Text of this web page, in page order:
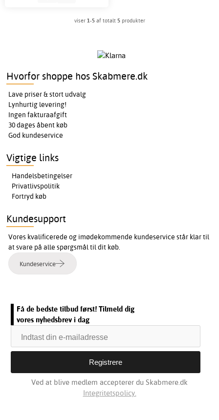
viser 1-5af totalt 5produkter
Hvorfor shoppe hos Skabmere.dk
Lave priser & stort udvalg
Lynhurtig levering!
Ingen fakturaafgift
30 dages åbent køb
God kundeservice
Vigtige links
Handelsbetingelser
Privatlivspolitik
Fortryd køb
Kundesupport
Vores kvalificerede og imødekommende kundeservice står klar til
at svare på alle spørgsmål til dit køb.
Kundeservice
Få de bedste tilbud først! Tilmeld dig
vores nyhedsbrev i dag
Ved at blive medlem accepterer du Skabmere.dk
Integritetspolicy.